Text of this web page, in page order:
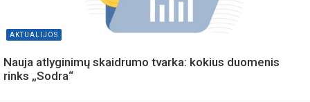
AKTUALIJOS
Nauja atlyginimų skaidrumo tvarka: kokius duomenis
rinks „Sodra“